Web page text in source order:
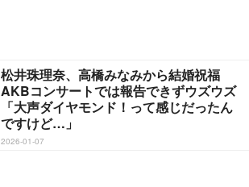
松井珠理奈、高橋みなみから結婚祝福
AKBコンサートでは報告できずウズウズ
「大声ダイヤモンド！って感じだったん
ですけど…」
2026-01-07